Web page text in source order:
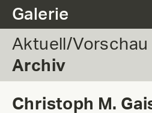
Galerie
Aktuell/Vorschau
Archiv
Christoph M.